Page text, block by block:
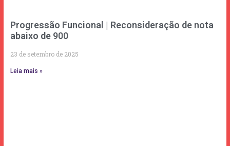
Progressão Funcional | Reconsideração de nota
abaixo de 900
23 de setembro de 2025
Leia mais »